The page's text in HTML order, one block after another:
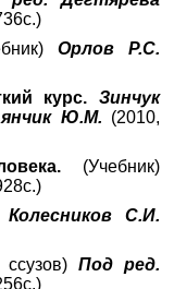
Орлов Р.С.
курс. Зинчук
Ю.М. (2010,
(Учебник)
Колесников С.И.
Под ред.